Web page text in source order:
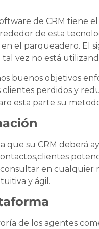
de CRM tiene
de esta
el parqueadero. El
vez no está
buenos objetivos
perdidos y
esta parte su
que su CRM deberá
en
y ágil.
de los agentes